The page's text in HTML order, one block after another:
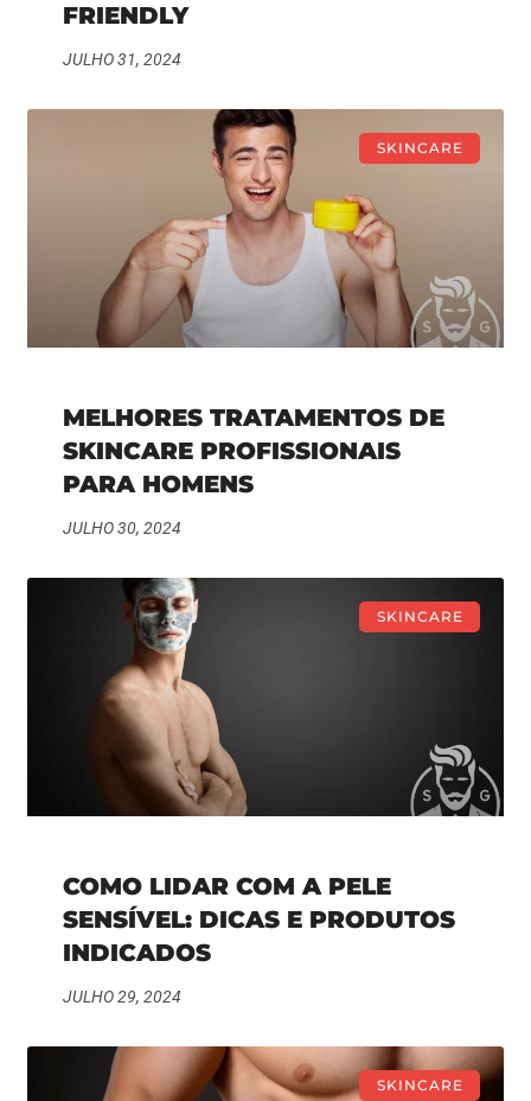
FRIENDLY
JULHO 31, 2024
SKINCARE
MELHORES TRATAMENTOS DE
SKINCARE PROFISSIONAIS
PARA HOMENS
JULHO 30, 2024
SKINCARE
COMO LIDAR COM A PELE
SENSÍVEL: DICAS E PRODUTOS
INDICADOS
JULHO 29, 2024
SKINCARE